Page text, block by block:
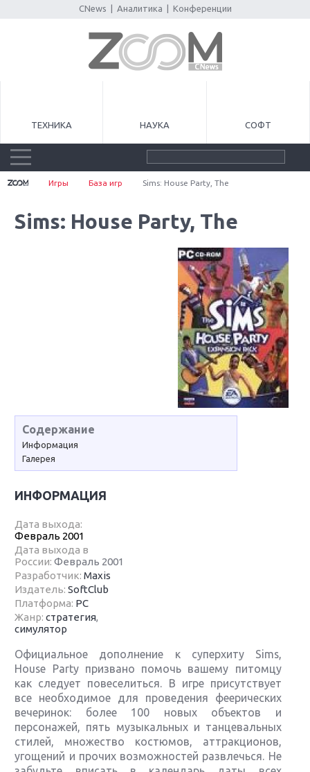
CNews Аналитика Конференции
ТЕХНИКА НАУКА СОФТ
Игры База игр Sims: House Party, The
Sims: House Party, The
Содержание
Информация
Галерея
ИНФОРМАЦИЯ
Дата выхода:
Февраль 2001
Дата выхода в
России:Февраль 2001
Разработчик:Maxis
Издатель:SoftClub
Платформа: PC
Жанр:стратегия,
симулятор
Официальное дополнение к суперхиту Sims,
House Party призвано помочь вашему питомцу
как следует повеселиться. В игре присутствует
все необходимое для проведения феерических
вечеринок: более 100 новых объектов и
персонажей, пять музыкальных и танцевальных
стилей, множество костюмов, аттракционов,
угощений и прочих возможностей развлечься. Не